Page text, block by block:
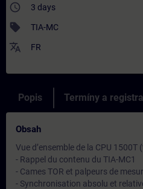
access_time 3 days
sell TIA-MC
translate FR
Popis Termíny a
Obsah
Vue d’ensemble de la CPU 1500T
- Rappel du contenu du TIA-MC1
- Cames TOR et palpeurs de
- Synchronisation absolu et